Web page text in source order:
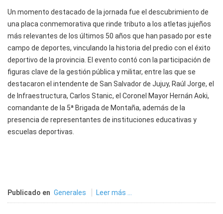
Un momento destacado de la jornada fue el descubrimiento de
una placa conmemorativa que rinde tributo a los atletas jujeños
más relevantes de los últimos 50 años que han pasado por este
campo de deportes, vinculando la historia del predio con el éxito
deportivo de la provincia. El evento contó con la participación de
figuras clave de la gestión pública y militar, entre las que se
destacaron el intendente de San Salvador de Jujuy, Raúl Jorge, el
de Infraestructura, Carlos Stanic, el Coronel Mayor Hernán Aoki,
comandante de la 5ª Brigada de Montaña, además de la
presencia de representantes de instituciones educativas y
escuelas deportivas.
Publicado en Generales Leer más ...